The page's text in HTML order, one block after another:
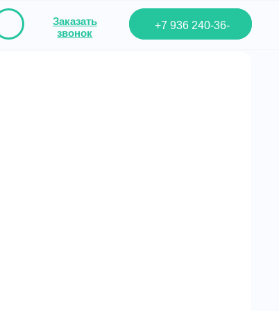
Заказать
звонок
+7 936 240-36-